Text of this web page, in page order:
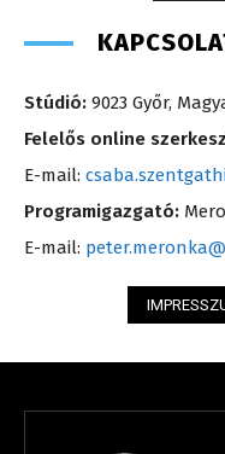
Stúdió: 9023 Győr,
Felelős online
E-mail:
Programigazgató:
E-mail: